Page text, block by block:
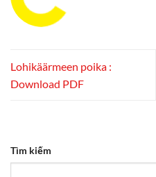
Lohikäärmeen poika :
Download PDF
Tìm kiếm